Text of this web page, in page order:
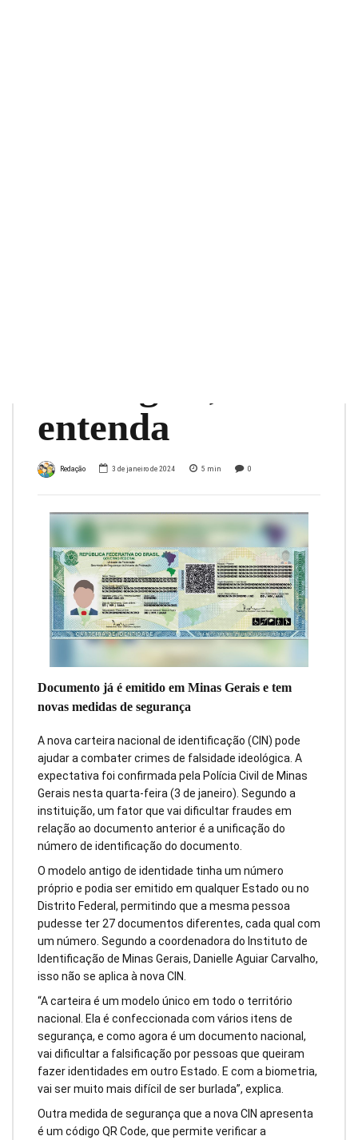
entenda
Redação 3 de janeiro de 2024 5 min 0
Documento já é emitido em Minas Gerais e tem
novas medidas de segurança
A nova carteira nacional de identificação (CIN) pode
ajudar a combater crimes de falsidade ideológica. A
expectativa foi confirmada pela Polícia Civil de Minas
Gerais nesta quarta-feira (3 de janeiro). Segundo a
instituição, um fator que vai dificultar fraudes em
relação ao documento anterior é a unificação do
número de identificação do documento.
O modelo antigo de identidade tinha um número
próprio e podia ser emitido em qualquer Estado ou no
Distrito Federal, permitindo que a mesma pessoa
pudesse ter 27 documentos diferentes, cada qual com
um número. Segundo a coordenadora do Instituto de
Identificação de Minas Gerais, Danielle Aguiar Carvalho,
isso não se aplica à nova CIN.
“A carteira é um modelo único em todo o território
nacional. Ela é confeccionada com vários itens de
segurança, e como agora é um documento nacional,
vai dificultar a falsificação por pessoas que queiram
fazer identidades em outro Estado. E com a biometria,
vai ser muito mais difícil de ser burlada”, explica.
Outra medida de segurança que a nova CIN apresenta
é um código QR Code, que permite verificar a